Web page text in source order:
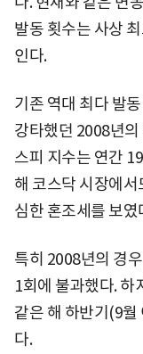
발동 횟수는 사상
인다.
기존 역대 최다 발
강타했던 2008년
스피 지수는 연간
해 코스닥 시장에
심한 혼조세를 보였
특히 2008년의 경
1회에 불과했다. 하
같은 해 하반기(9
다.